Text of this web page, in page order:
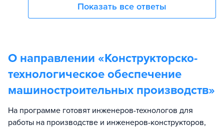
Показать все ответы
О направлении «Конструкторско-
технологическое обеспечение
машиностроительных производств»
На программе готовят инженеров-технологов для
работы на производстве и инженеров-конструкторов,